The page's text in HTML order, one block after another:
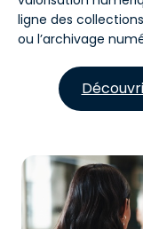
ligne des
ou l’archivage